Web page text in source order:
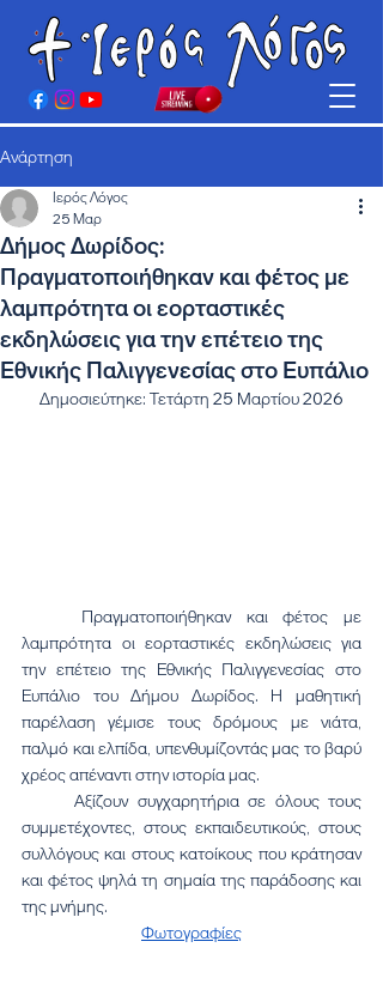
Ανάρτηση
Δήμος Δωρίδος:
Πραγματοποιήθηκαν και φέτος με
λαμπρότητα οι εορταστικές
εκδηλώσεις για την επέτειο της
Εθνικής Παλιγγενεσίας στο Ευπάλιο
Ιερός Λόγος
25 Μαρ
Δημοσιεύτηκε: Τετάρτη 25 Μαρτίου 2026
λαμπρότητα οι εορταστικές εκδηλώσεις για
την επέτειο της Εθνικής Παλιγγενεσίας στο
Ευπάλιο του Δήμου Δωρίδος. Η μαθητική
παρέλαση γέμισε τους δρόμους με νιάτα,
παλμό και ελπίδα, υπενθυμίζοντάς μας το βαρύ
χρέος απέναντι στην ιστορία μας.
	Αξίζουν συγχαρητήρια σε όλους τους
συμμετέχοντες, στους εκπαιδευτικούς, στους
συλλόγους και στους κατοίκους που κράτησαν
και φέτος ψηλά τη σημαία της παράδοσης και
της μνήμης.
Φωτογραφίες